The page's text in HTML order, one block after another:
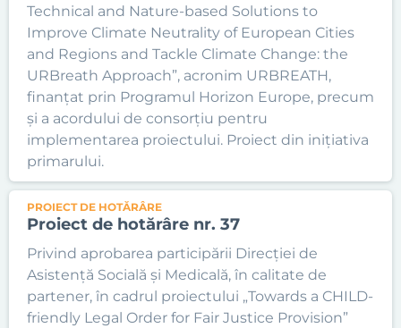
Technical and Nature-based Solutions to
Improve Climate Neutrality of European Cities
and Regions and Tackle Climate Change: the
URBreath Approach”, acronim URBREATH,
finanțat prin Programul Horizon Europe, precum
și a acordului de consorțiu pentru
implementarea proiectului. Proiect din inițiativa
primarului.
PROIECT DE HOTĂRÂRE
Proiect de hotărâre nr. 37
Privind aprobarea participării Direcției de
Asistență Socială și Medicală, în calitate de
partener, în cadrul proiectului „Towards a CHILD-
friendly Legal Order for Fair Justice Provision”